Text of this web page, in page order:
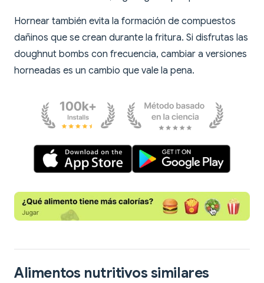
Hornear también evita la formación de compuestos
dañinos que se crean durante la fritura. Si disfrutas las
doughnut bombs con frecuencia, cambiar a versiones
horneadas es un cambio que vale la pena.
Alimentos nutritivos similares